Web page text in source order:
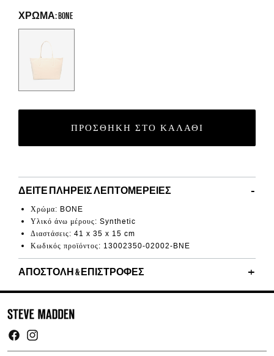
ΧΡΏΜΑ: BONE
ΠΡΟΣΘΉΚΗ ΣΤΟ ΚΑΛΆΘΙ
ΔΕΊΤΕ ΠΛΉΡΕΙΣ ΛΕΠΤΟΜΈΡΕΙΕΣ
Χρώμα: BONE
Υλικό άνω μέρους: Synthetic
Διαστάσεις: 41 x 35 x 15 cm
Κωδικός προϊόντος: 13002350-02002-BNE
ΑΠΟΣΤΟΛΉ & ΕΠΙΣΤΡΟΦΈΣ
FacebookInstagram